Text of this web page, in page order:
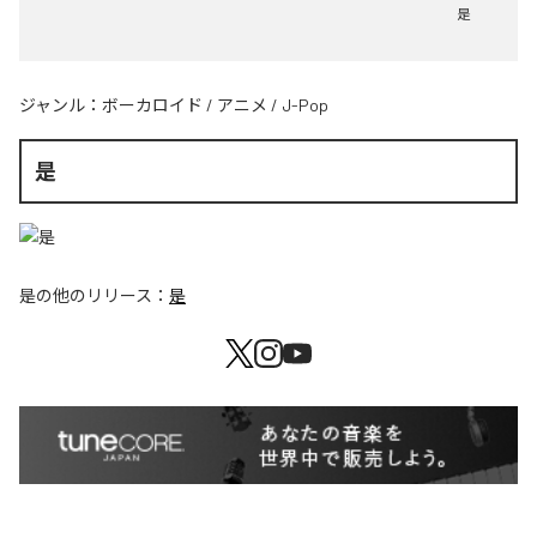
是
ジャンル： ボーカロイド / アニメ / J-Pop
是
是の他のリリース： 是